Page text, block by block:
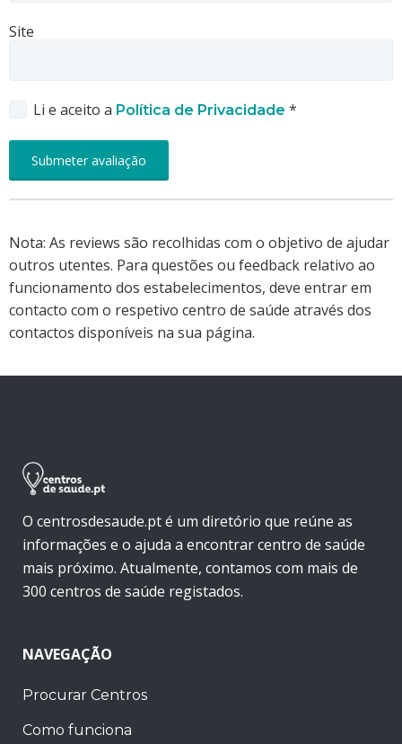
Site
Li e aceito a Política de Privacidade *
Nota: As reviews são recolhidas com o objetivo de ajudar
outros utentes. Para questões ou feedback relativo ao
funcionamento dos estabelecimentos, deve entrar em
contacto com o respetivo centro de saúde através dos
contactos disponíveis na sua página.
O centrosdesaude.pt é um diretório que reúne as
informações e o ajuda a encontrar centro de saúde
mais próximo. Atualmente, contamos com mais de
300 centros de saúde registados.
NAVEGAÇÃO
Procurar Centros
Como funciona